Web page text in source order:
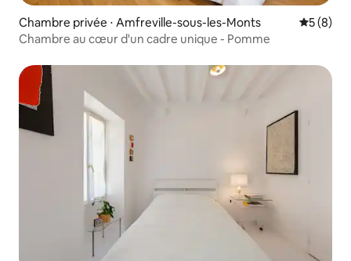
Chambre privée ⋅ Amfreville-sous-les-Monts
5 (8)
Chambre au cœur d'un cadre unique - Pomme